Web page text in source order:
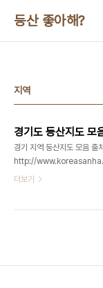
등산 좋아해?
지역
경기도 등산지도 모
경기 지역 등산지도 모음 출
http://
가덕산 858m 경기 가평 북
더보기